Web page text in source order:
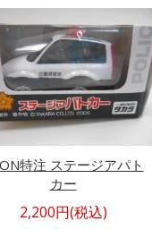
特注 ステージアパト
カー
2,200円(税込)